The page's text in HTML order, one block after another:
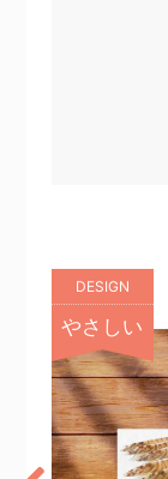
DESIGN
やさしい